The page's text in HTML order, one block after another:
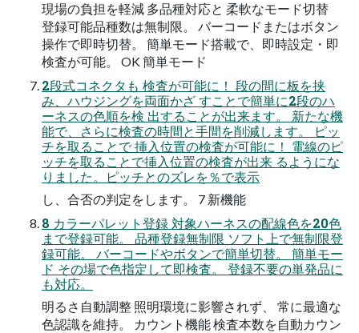
現場の負担を軽減 多品種対応と 柔軟なモード切替
登録可能品種数は無制限。 バーコードまたはボタン
操作で即時切替。 簡単モード搭載で、即時設定・即
検査が可能。 OK 簡単モード
2段式コネクタも 検査が可能に！ 段の間に板を挟
み、ハウジングを両面かざ すことで簡単に2段のハ
ーネスの色順を検 出することが出来ます。 新たな機
能で、さらに検査の時間と手間を削減します。 ピッ
チを取ることで 挿入位置の検査が可能に！ 電線のピ
ッチを取ることで挿入位置の検査が出来 るようにな
りました。ピッチとのズレを％で表示
し、合否の判定をします。 7 新機能
8 カラーパレット登録 対象ハーネスの配線色を20色
まで登録可能。 品種登録無制限 ソフト上で無制限登
録可能。 バーコードやボタンで簡単切替。 簡単モー
ド その場で色指定して即検査。 登録不要の単発品に
も対応。
明るさ自動調整 照明環境に影響されず、 常に最適な
色認識を維持。 カウント機能 検査本数を自動カウン